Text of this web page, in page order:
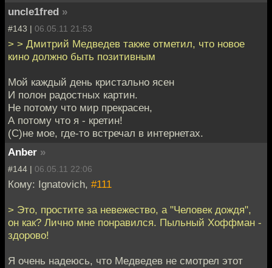
uncle1fred »
#143 | 06.05.11 21:53
> > Дмитрий Медведев также отметил, что новое
кино должно быть позитивным
Мой каждый день кристально ясен
И полон радостных картин.
Не потому что мир прекрасен,
А потому что я - кретин!
(C)не мое, где-то встречал в интернетах.
Anber »
#144 | 06.05.11 22:06
Кому: Ignatovich, #111
> Это, простите за невежество, а "Человек дождя",
он как? Лично мне понравился. Пыльный Хоффман -
здорово!
Я очень надеюсь, что Медведев не смотрел этот